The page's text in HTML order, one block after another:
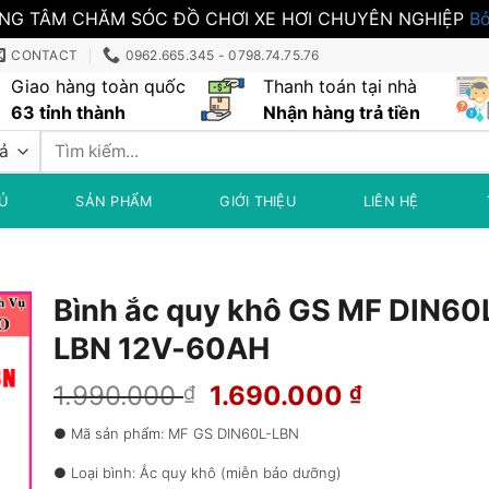
TÂM CHĂM SÓC ĐỒ CHƠI XE HƠI CHUYÊN NGHIỆP
CONTACT 0962.665.345 - 0798.74.75.76
Giao hàng toàn quốc
63 tỉnh thành
Thanh toán tại nhà
Nhận hàng trả tiền
Tìm
SẢN PHẨM GIỚI THIỆU LIÊN HỆ
Bình ắc quy khô GS MF
LBN 12V-60AH
1.990.000₫
Giá
gốc
là:
1.990.000 ₫.
1.690.000₫Giá
● Mã sản phẩm: MF GS DIN60L-LBN
● Loại bình: Ắc quy khô (miễn bảo dưỡng)